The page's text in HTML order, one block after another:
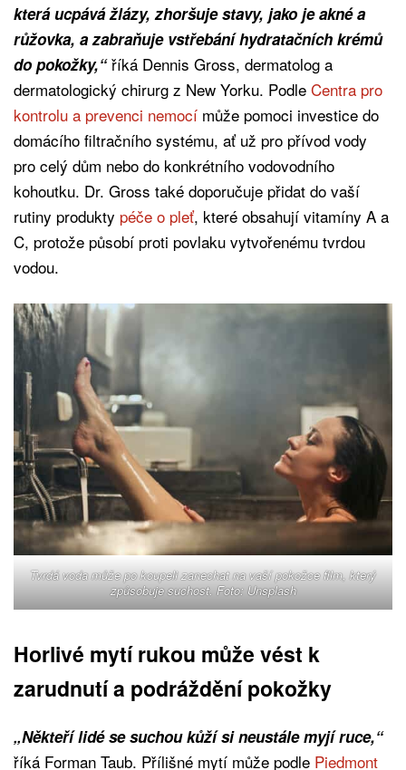
která ucpává žlázy, zhoršuje stavy, jako je akné a
růžovka, a zabraňuje vstřebání hydratačních krémů
do pokožky,“říká Dennis Gross, dermatolog a
dermatologický chirurg z New Yorku. Podle Centra pro
kontrolu a prevenci nemocí může pomoci investice do
domácího filtračního systému, ať už pro přívod vody
pro celý dům nebo do konkrétního vodovodního
kohoutku. Dr. Gross také doporučuje přidat do vaší
rutiny produkty péče o pleť, které obsahují vitamíny A a
C, protože působí proti povlaku vytvořenému tvrdou
vodou.
Tvrdá voda může po koupeli zanechat na vaší pokožce film, který
způsobuje suchost. Foto: Unsplash
Horlivé mytí rukou může vést k
zarudnutí a podráždění pokožky
„Někteří lidé se suchou kůží si neustále myjí ruce,“
říká Forman Taub. Přílišné mytí může podle Piedmont